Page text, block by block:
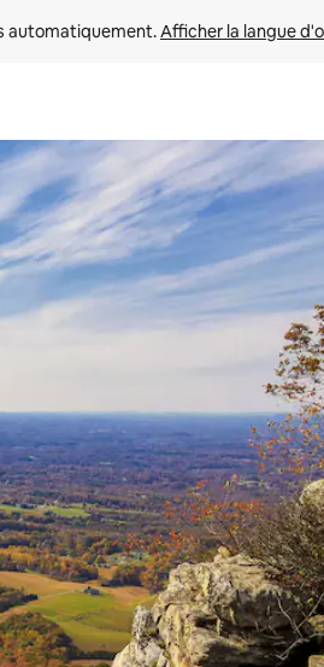
automatiquement. Afficher la langue
parcourir ou en appuyant et en faisant